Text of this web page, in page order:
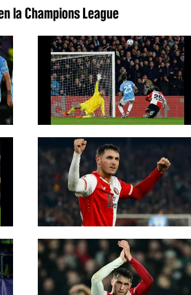
la Champions League